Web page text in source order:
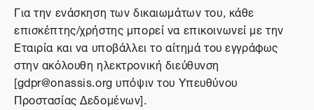
Για την ενάσκηση των δικαιωμάτων του, κάθε
επισκέπτης/χρήστης μπορεί να επικοινωνεί με την
Εταιρία και να υποβάλλει το αίτημά του εγγράφως
στην ακόλουθη ηλεκτρονική διεύθυνση
[gdpr@onassis.org υπόψιν του Υπευθύνου
Προστασίας Δεδομένων].